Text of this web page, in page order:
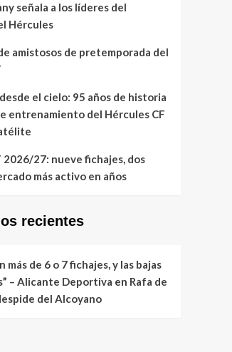
señala a los líderes del
Hércules
amistosos de pretemporada del
el cielo: 95 años de historia
entrenamiento del Hércules CF
2026/27: nueve fichajes, dos
más activo en años
recientes
más de 6 o 7 fichajes, y las bajas
– Alicante Deportiva en Rafa de
del Alcoyano